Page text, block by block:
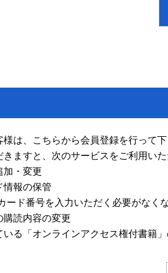
は、こちらから会員登録を行って下
ますと、次のサービスをご利用いた
加・変更
情報の保管
ード番号を入力いただく必要がなく
購読内容の変更
いる「オンラインアクセス権付書籍